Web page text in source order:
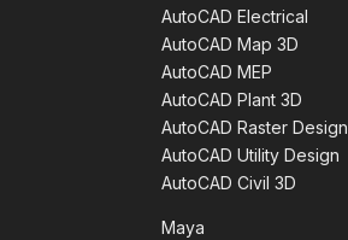
AutoCAD Electrical
AutoCAD Map 3D
AutoCAD MEP
AutoCAD Plant 3D
AutoCAD Raster Design
AutoCAD Utility Design
AutoCAD Civil 3D
Maya